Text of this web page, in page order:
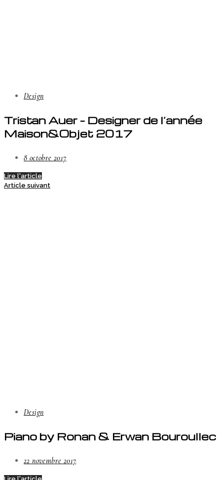
Design
Tristan Auer – Designer de l’année
Maison&Objet 2017
8 octobre 2017
Lire l'article
Article suivant
Design
Piano by Ronan & Erwan Bouroullec
22 novembre 2017